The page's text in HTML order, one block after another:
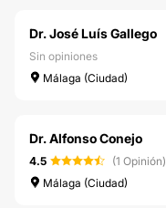
Dr. José Luís Gallego
Sin opiniones
Málaga (Ciudad)
Dr. Alfonso Conejo
4.5 (1 Opinión)
Málaga (Ciudad)